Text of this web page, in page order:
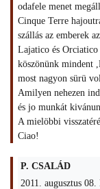
odafele menet
Cinque Terre
szállás az emberek
Lajatico és
köszönünk mindent
most nagyon sürü
Amilyen nehezen
és jo munkát
A mielöbbi
Ciao!
P. CSALÁD
2011. augusztus